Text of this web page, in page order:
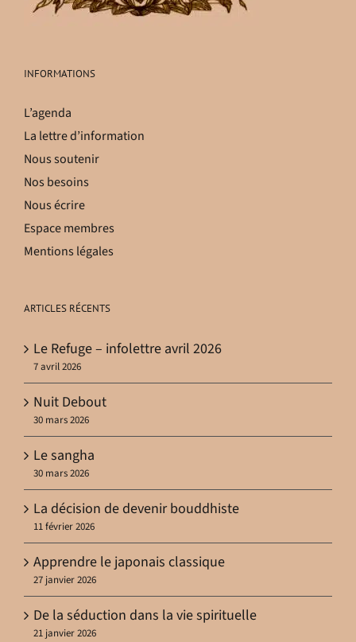
INFORMATIONS
L’agenda
La lettre d’information
Nous soutenir
Nos besoins
Nous écrire
Espace membres
Mentions légales
ARTICLES RÉCENTS
Le Refuge – infolettre avril 2026
7 avril 2026
Nuit Debout
30 mars 2026
Le sangha
30 mars 2026
La décision de devenir bouddhiste
11 février 2026
Apprendre le japonais classique
27 janvier 2026
De la séduction dans la vie spirituelle
21 janvier 2026